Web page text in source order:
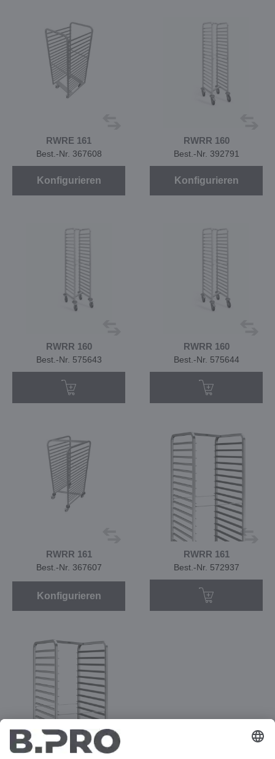
RWRE 161
Best.-Nr. 367608
Konfigurieren
RWRR 160
Best.-Nr. 392791
Konfigurieren
RWRR 160
Best.-Nr. 575643
RWRR 160
Best.-Nr. 575644
RWRR 161
Best.-Nr. 367607
Konfigurieren
RWRR 161
Best.-Nr. 572937